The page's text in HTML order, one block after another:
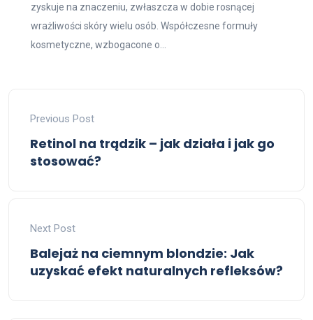
zyskuje na znaczeniu, zwłaszcza w dobie rosnącej
wrażliwości skóry wielu osób. Współczesne formuły
kosmetyczne, wzbogacone o...
Previous Post
Retinol na trądzik – jak działa i jak go
stosować?
Next Post
Balejaż na ciemnym blondzie: Jak
uzyskać efekt naturalnych refleksów?